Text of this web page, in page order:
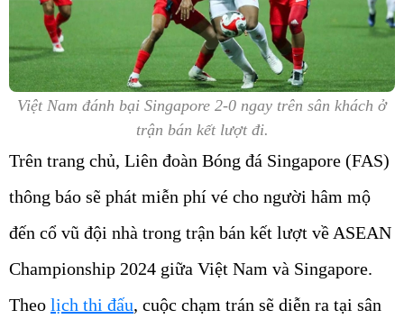
Việt Nam đánh bại Singapore 2-0 ngay trên sân khách ở
trận bán kết lượt đi.
Trên trang chủ, Liên đoàn Bóng đá Singapore (FAS)
thông báo sẽ phát miễn phí vé cho người hâm mộ
đến cổ vũ đội nhà trong trận bán kết lượt về ASEAN
Championship 2024 giữa Việt Nam và Singapore.
Theo lịch thi đấu, cuộc chạm trán sẽ diễn ra tại sân